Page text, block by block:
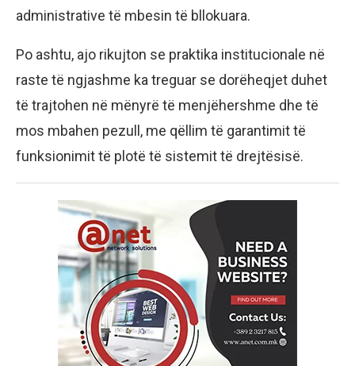
administrative të mbesin të bllokuara.
Po ashtu, ajo rikujton se praktika institucionale në
raste të ngjashme ka treguar se dorëheqjet duhet
të trajtohen në mënyrë të menjëhershme dhe të
mos mbahen pezull, me qëllim të garantimit të
funksionimit të plotë të sistemit të drejtësisë.